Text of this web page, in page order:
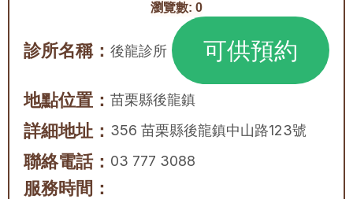
瀏覽數: 0
診所名稱： 後龍診所 可供預約
地點位置： 苗栗縣後龍鎮
詳細地址： 356 苗栗縣後龍鎮中山路123號
聯絡電話： 03 777 3088
服務時間：